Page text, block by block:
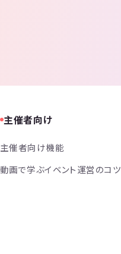
主催者向け
主催者向け機能
動画で学ぶイベント運営のコツ